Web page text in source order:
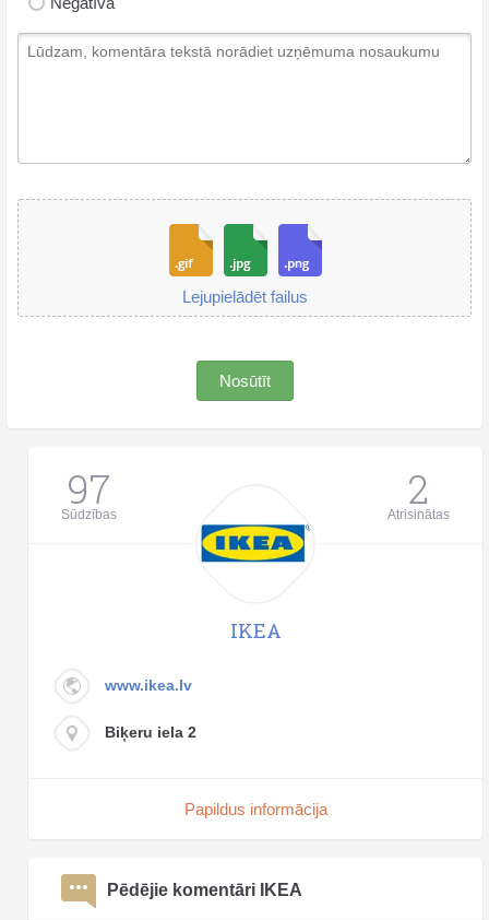
Lejupielādēt failus
Nosūtīt
97
Sūdzības 2
Atrisinātas
IKEA
www.ikea.lv
Biķeru iela 2
Papildus informācija
Pēdējie komentāri IKEA